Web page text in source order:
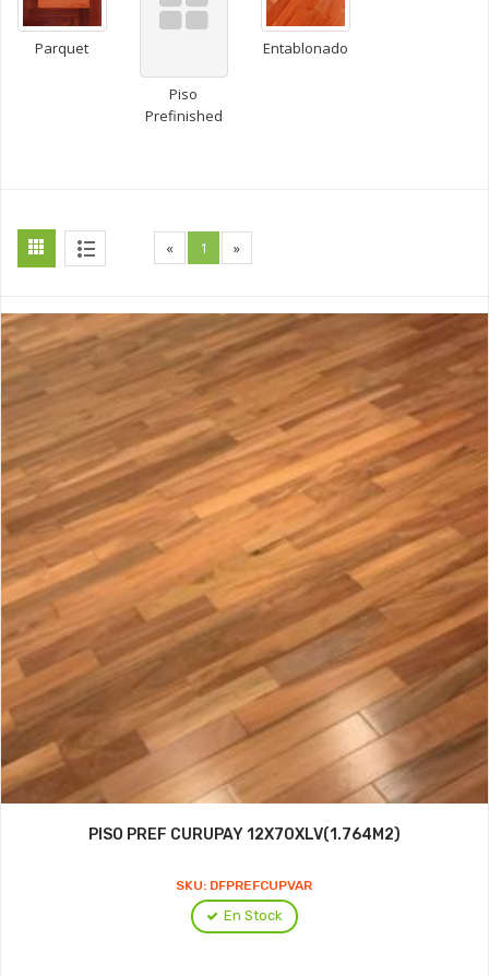
Parquet
Piso
Prefinished
Entablonado
« 1 »
PISO PREF CURUPAY 12X70XLV(1.764M2)
SKU: DFPREFCUPVAR
En Stock